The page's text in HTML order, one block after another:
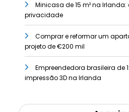
Minicasa de 15 m² na
privacidade
Comprar e reformar um
projeto de €200 mil
Empreendedora brasileira de
impressão 3D na Irlanda